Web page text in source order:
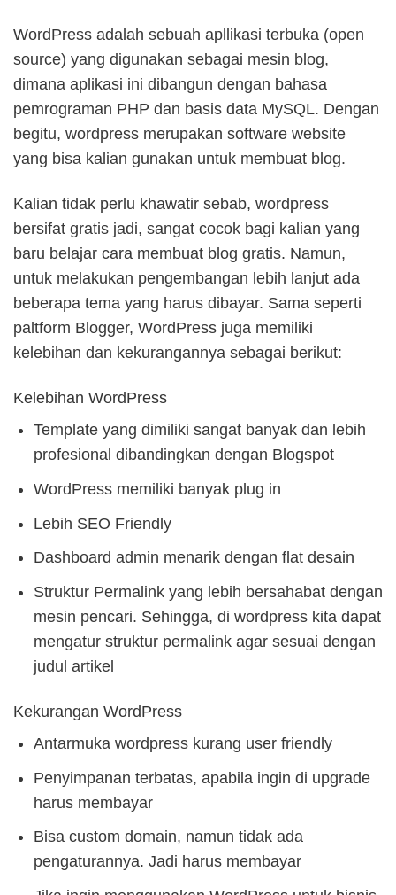
WordPress adalah sebuah apllikasi terbuka (open
source) yang digunakan sebagai mesin blog,
dimana aplikasi ini dibangun dengan bahasa
pemrograman PHP dan basis data MySQL. Dengan
begitu, wordpress merupakan software website
yang bisa kalian gunakan untuk membuat blog.
Kalian tidak perlu khawatir sebab, wordpress
bersifat gratis jadi, sangat cocok bagi kalian yang
baru belajar cara membuat blog gratis. Namun,
untuk melakukan pengembangan lebih lanjut ada
beberapa tema yang harus dibayar. Sama seperti
paltform Blogger, WordPress juga memiliki
kelebihan dan kekurangannya sebagai berikut:
Kelebihan WordPress
Template yang dimiliki sangat banyak dan lebih
profesional dibandingkan dengan Blogspot
WordPress memiliki banyak plug in
Lebih SEO Friendly
Dashboard admin menarik dengan flat desain
Struktur Permalink yang lebih bersahabat dengan
mesin pencari. Sehingga, di wordpress kita dapat
mengatur struktur permalink agar sesuai dengan
judul artikel
Kekurangan WordPress
Antarmuka wordpress kurang user friendly
Penyimpanan terbatas, apabila ingin di upgrade
harus membayar
Bisa custom domain, namun tidak ada
pengaturannya. Jadi harus membayar